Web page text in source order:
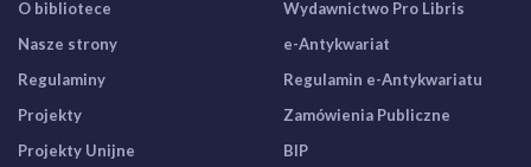
O bibliotece
Nasze strony
Regulaminy
Projekty
Projekty Unijne
Wydawnictwo Pro Libris
e-Antykwariat
Regulamin e-Antykwariatu
Zamówienia Publiczne
BIP